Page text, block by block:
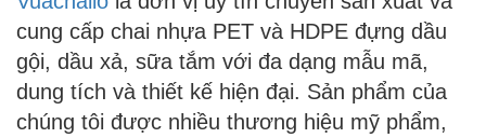
cung cấp chai nhựa PET và HDPE đựng dầu
gội, dầu xả, sữa tắm với đa dạng mẫu mã,
dung tích và thiết kế hiện đại. Sản phẩm của
chúng tôi được nhiều thương hiệu mỹ phẩm,